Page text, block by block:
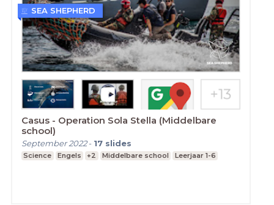
Casus - Operation Sola Stella (Middelbare
school)
September 2022- 17 slides
Science Engels +2 Middelbare school Leerjaar 1-6
SEA SHEPHERD